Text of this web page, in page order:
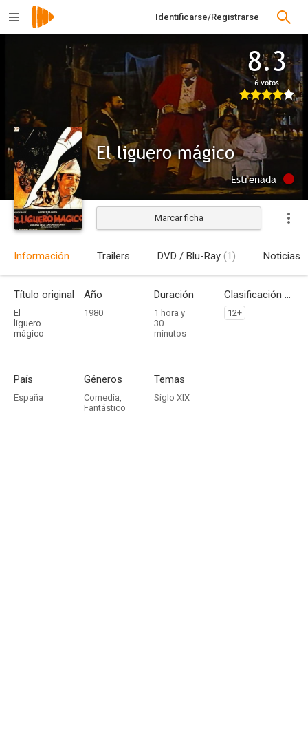
Identificarse/Registrarse
8.3
6 votos
El liguero mágico
Estrenada
Marcar ficha
Información Trailers DVD / Blu-Ray (1) Noticias
Título original
El
liguero
mágico
Año
1980
Duración
1 hora y
30
minutos
Clasificación por edades
12+
País
España
Géneros
Comedia,
Fantástico
Temas
Siglo XIX